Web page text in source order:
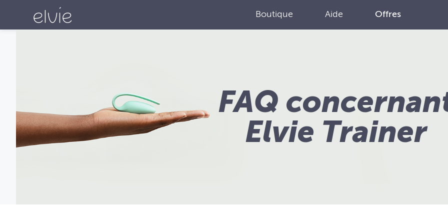
Boutique Aide Offres
FAQ
Elvie Trainer